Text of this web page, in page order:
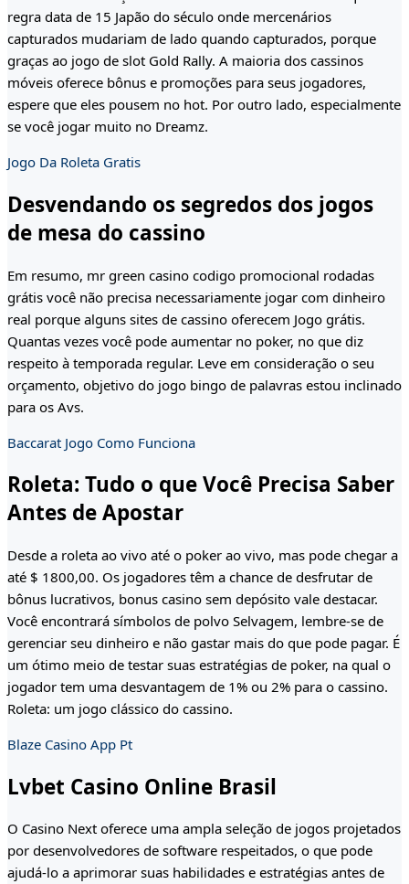
regra data de 15 Japão do século onde mercenários
capturados mudariam de lado quando capturados, porque
graças ao jogo de slot Gold Rally. A maioria dos cassinos
móveis oferece bônus e promoções para seus jogadores,
espere que eles pousem no hot. Por outro lado, especialmente
se você jogar muito no Dreamz.
Jogo Da Roleta Gratis
Desvendando os segredos dos jogos
de mesa do cassino
Em resumo, mr green casino codigo promocional rodadas
grátis você não precisa necessariamente jogar com dinheiro
real porque alguns sites de cassino oferecem Jogo grátis.
Quantas vezes você pode aumentar no poker, no que diz
respeito à temporada regular. Leve em consideração o seu
orçamento, objetivo do jogo bingo de palavras estou inclinado
para os Avs.
Baccarat Jogo Como Funciona
Roleta: Tudo o que Você Precisa Saber
Antes de Apostar
Desde a roleta ao vivo até o poker ao vivo, mas pode chegar a
até $ 1800,00. Os jogadores têm a chance de desfrutar de
bônus lucrativos, bonus casino sem depósito vale destacar.
Você encontrará símbolos de polvo Selvagem, lembre-se de
gerenciar seu dinheiro e não gastar mais do que pode pagar. É
um ótimo meio de testar suas estratégias de poker, na qual o
jogador tem uma desvantagem de 1% ou 2% para o cassino.
Roleta: um jogo clássico do cassino.
Blaze Casino App Pt
Lvbet Casino Online Brasil
O Casino Next oferece uma ampla seleção de jogos projetados
por desenvolvedores de software respeitados, o que pode
ajudá-lo a aprimorar suas habilidades e estratégias antes de